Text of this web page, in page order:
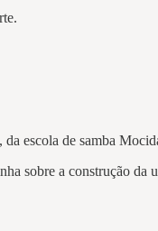
escola de samba
sobre a construção